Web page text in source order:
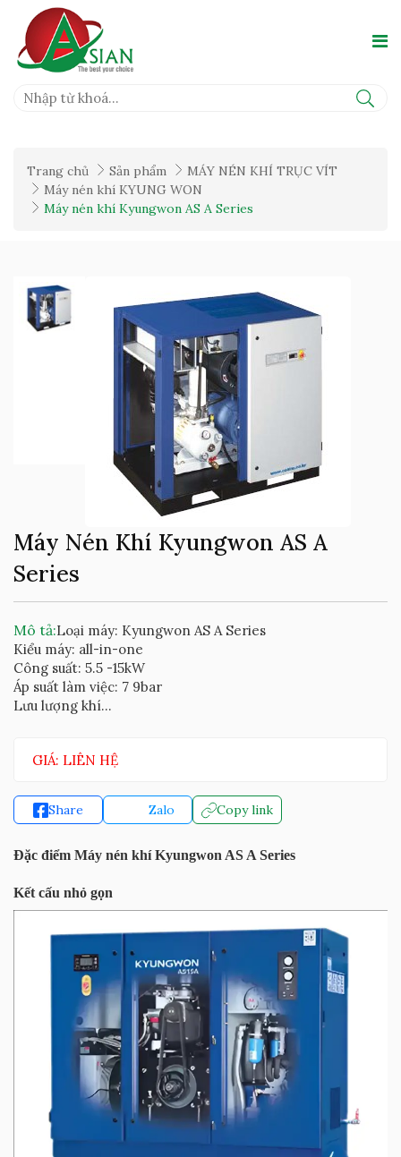
Trang chủ Sản phẩm
MÁY NÉN KHÍ TRỤC VÍT
Máy nén khí KYUNG WON
Máy nén khí Kyungwon AS A Series
Máy Nén Khí Kyungwon AS A
Series
Mô tả:Loại máy: Kyungwon AS A Series
Kiểu máy: all-in-one
Công suất: 5.5 -15kW
Áp suất làm việc: 7 9bar
Lưu lượng khí...
GIÁ: LIÊN HỆ
Share Zalo Copy link
Đặc điểm Máy nén khí Kyungwon AS A Series
Kết cấu nhỏ gọn